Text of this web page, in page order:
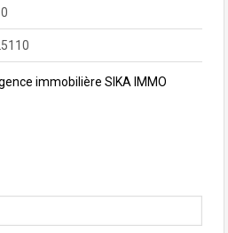
immobilière SIKA IMMO